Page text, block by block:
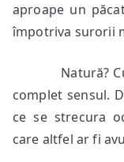
aproape un
împotriva surorii
Natură?
complet sensul.
ce se strecura
care altfel ar fi